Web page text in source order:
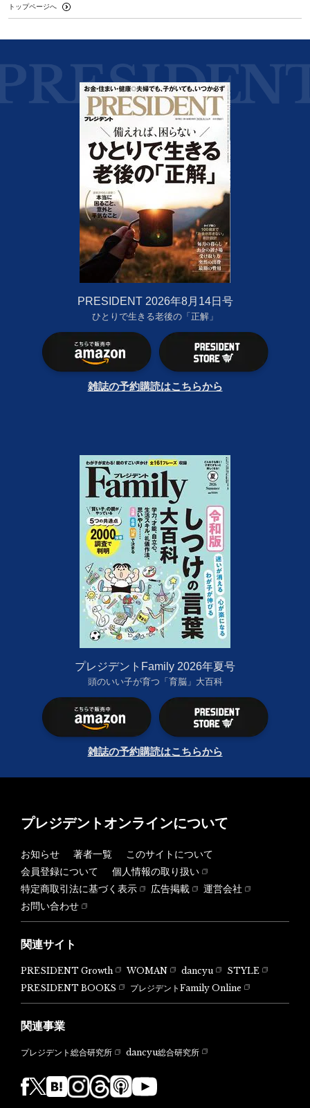
トップページへ
PRESIDENT 2026年8月14日号
ひとりで生きる老後の「正解」
雑誌の予約購読はこちらから
プレジデントFamily 2026年夏号
頭のいい子が育つ「育脳」大百科
雑誌の予約購読はこちらから
プレジデントオンラインについて
お知らせ 著者一覧
このサイトについて
会員登録について
個人情報の取り扱い
特定商取引法に基づく表示
広告掲載
運営会社
お問い合わせ
関連サイト
PRESIDENT Growth WOMAN dancyu
STYLE
PRESIDENT BOOKS
プレジデントFamily Online
関連事業
プレジデント総合研究所 dancyu総合研究所